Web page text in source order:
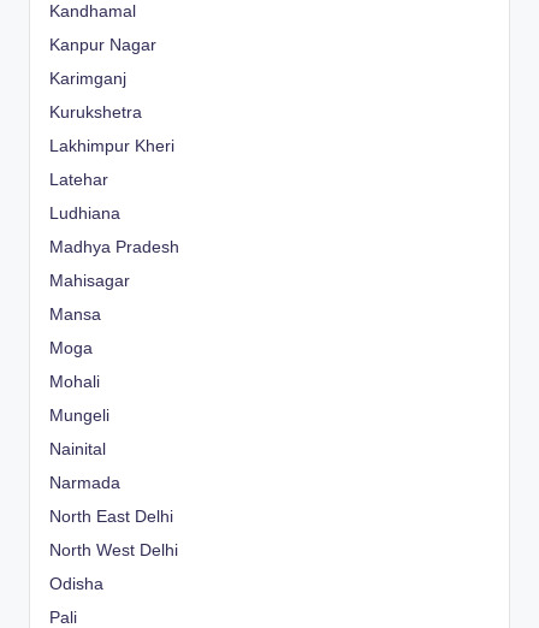
Kandhamal
Kanpur Nagar
Karimganj
Kurukshetra
Lakhimpur Kheri
Latehar
Ludhiana
Madhya Pradesh
Mahisagar
Mansa
Moga
Mohali
Mungeli
Nainital
Narmada
North East Delhi
North West Delhi
Odisha
Pali